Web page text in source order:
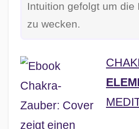
Intuition gefolgt um die
zu wecken.